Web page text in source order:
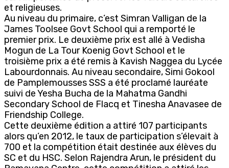
et religieuses.
Au niveau du primaire, c’est Simran Valligan de la
James Toolsee Govt School qui a remporté le
premier prix. Le deuxième prix est allé à Vedisha
Mogun de La Tour Koenig Govt School et le
troisième prix a été remis à Kavish Naggea du Lycée
Labourdonnais. Au niveau secondaire, Simi Gokool
de Pamplemousses SSS a été proclamé lauréate
suivi de Yesha Bucha de la Mahatma Gandhi
Secondary School de Flacq et Tinesha Anavasee de
Friendship College.
Cette deuxième édition a attiré 107 participants
alors qu’en 2012, le taux de participation s’élevait à
700 et la compétition était destinée aux élèves du
SC et du HSC. Selon Rajendra Arun, le président du